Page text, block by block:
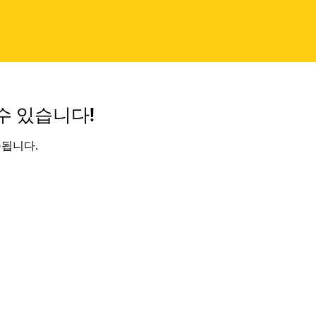
있습니다!
니다.